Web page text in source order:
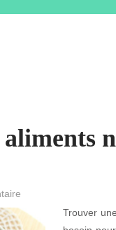
Trouver